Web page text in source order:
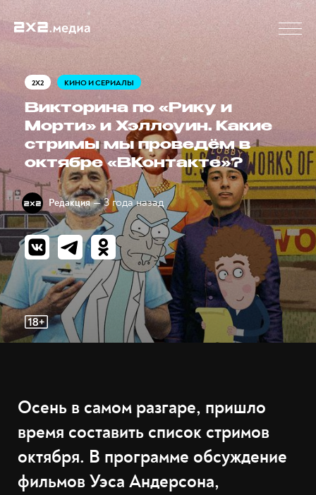
2X2 КИНО И СЕРИАЛЫ
Викторина по «Рику и
Морти» и Хэллоуин. Какие
стримы мы проведём в
октябре «ВКонтакте»?
Редакция — 3 года назад
Осень в самом разгаре, пришло
время составить список стримов
октября. В программе обсуждение
фильмов Уэса Андерсона,